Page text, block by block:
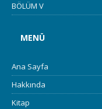
BÖLÜM V
MENÜ
Ana Sayfa
Hakkında
Kitap